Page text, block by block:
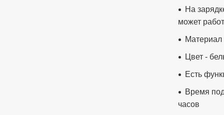
На
может
Материал
Цвет -
Есть
Время
часов